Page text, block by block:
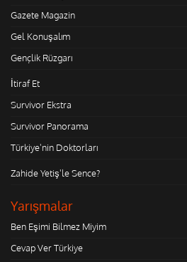
Gazete Magazin
Gel Konuşalım
Gençlik Rüzgarı
İtiraf Et
Survivor Ekstra
Survivor Panorama
Türkiye'nin Doktorları
Zahide Yetiş'le Sence?
Yarışmalar
Ben Eşimi Bilmez Miyim
Cevap Ver Türkiye